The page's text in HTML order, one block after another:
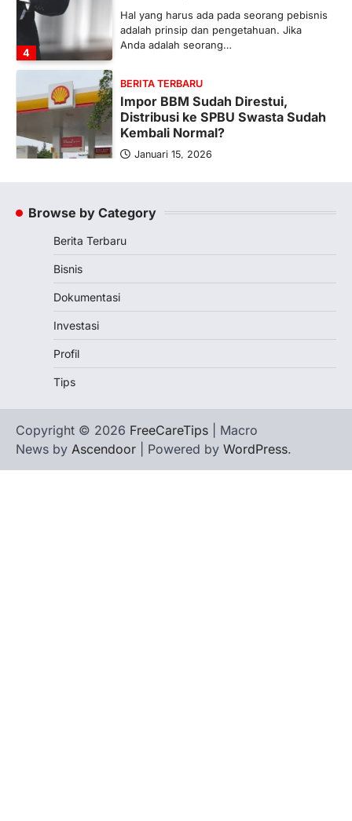
4
Hal yang harus ada pada seorang pebisnis
adalah prinsip dan pengetahuan. Jika
Anda adalah seorang…
BERITA TERBARU
Impor BBM Sudah Direstui,
Distribusi ke SPBU Swasta Sudah
Kembali Normal?
Januari 15, 2026
BERITA TERBARU
Bergairah?
Maret 13, 2026
Ketegangan di Timur Tengah mulai
global, termasuk pupuk. Di tengah
Tjandra Limanjaya: Pengusaha
Sukses Membuka Lapangan
Pekerjaan
Browse by Category
Berita Terbaru
Bisnis
Dokumentasi
Investasi
Profil
Tips
Copyright © 2026 FreeCareTips | Macro
News by Ascendoor | Powered by WordPress.